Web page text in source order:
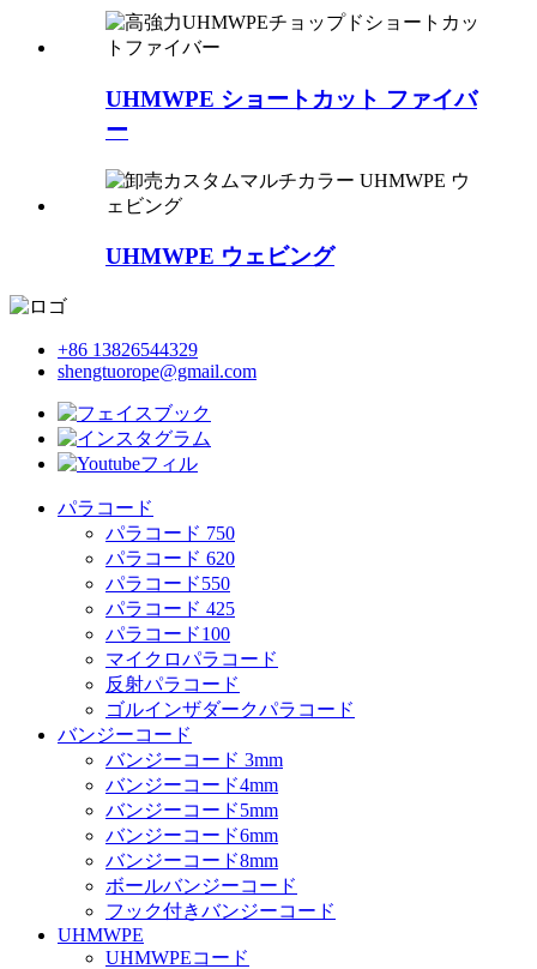
UHMWPE ショートカット ファイバ
ー
UHMWPE ウェビング
+86 13826544329
shengtuorope@gmail.com
パラコード
パラコード 750
パラコード 620
パラコード550
パラコード 425
パラコード100
マイクロパラコード
反射パラコード
ゴルインザダークパラコード
バンジーコード
バンジーコード 3mm
バンジーコード4mm
バンジーコード5mm
バンジーコード6mm
バンジーコード8mm
ボールバンジーコード
フック付きバンジーコード
UHMWPE
UHMWPEコード